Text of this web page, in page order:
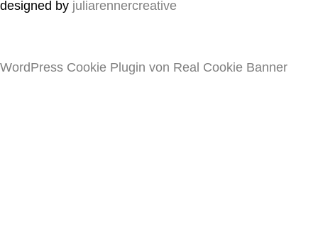
designed by juliarennercreative
WordPress Cookie Plugin von Real Cookie Banner